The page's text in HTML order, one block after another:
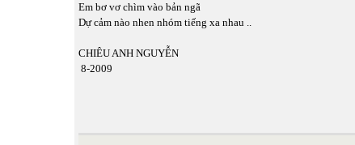
Em bơ vơ chìm vào bản ngã
Dự cảm nào nhen nhóm tiếng xa nhau ..
CHIÊU ANH NGUYỄN
8-2009